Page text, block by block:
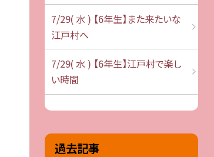
7/29( 水 ) 【6年生】また来たいな
江戸村へ
7/29( 水 ) 【6年生】江戸村で楽し
い時間
過去記事